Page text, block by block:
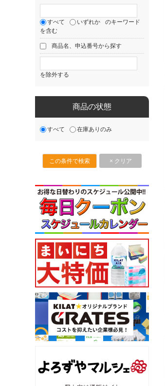
すべて いずれか
のキーワード
を含む
商品名、申込番号から探す
を除外する
商品の状態
すべて 在庫ありのみ